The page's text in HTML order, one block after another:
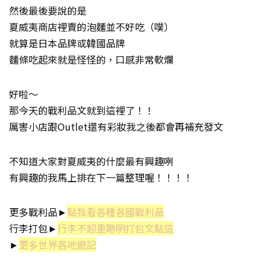
然後最後要說的是
夏威夷商店裡賣的泡麵並不好吃（噗）
就算是日本品牌或韓國品牌
麵條吃起來就是怪怪的，口感非常軟爛
好啦～
那今天的戰利品文就到這裡了！！
厲害小店跟Outlet還有彩妝我之後都會再補充發文
不知道大家對夏威夷的什麼最有興趣咧
有興趣的我馬上排在下一篇整理喔！！！！
更多戰利品►點我看各種各國戰利品
行李打包►行李不超重聰明打包文點這
►更多世界各地遊記